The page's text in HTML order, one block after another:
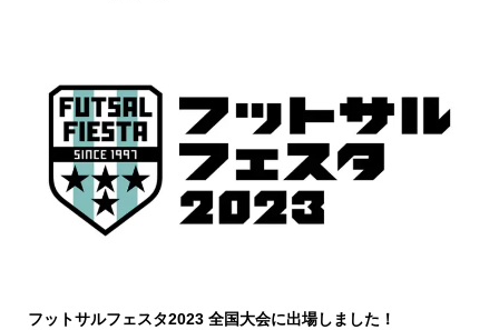
フットサルフェスタ2023 全国大会に出場しました！